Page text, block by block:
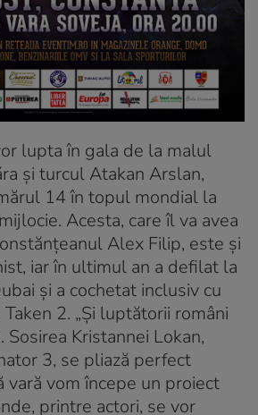
lupta în gala de la malul
şi turcul Atakan Arslan,
14 în topul mondial la
Acesta, care îl va avea
Alex Filip, este şi
iar în ultimul an a defilat la
şi a cochetat inclusiv cu
2. „Şi luptătorii români
Sosirea Kristannei Lokan,
3, se pliază perfect
vară vom începe un proiect
printre actori, se vor